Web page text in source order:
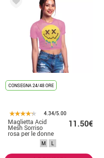
CONSEGNA 24/48 ORE
4.34/5.00
Maglietta Acid
Mesh Sorriso
rosa per le donne
11.50€
M L